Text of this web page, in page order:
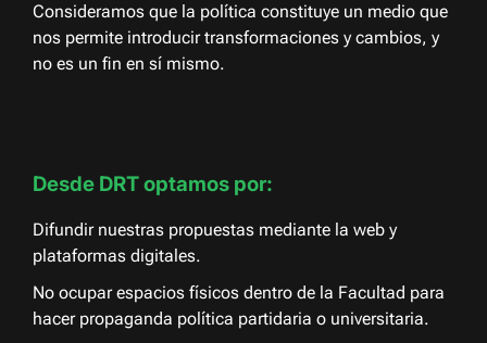
Consideramos que la política constituye un medio que
nos permite introducir transformaciones y cambios, y
no es un fin en sí mismo.
Desde DRT optamos por:
Difundir nuestras propuestas mediante la web y
plataformas digitales.
No ocupar espacios físicos dentro de la Facultad para
hacer propaganda política partidaria o universitaria.